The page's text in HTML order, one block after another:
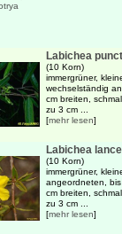
Labichea
(10 Korn)
immergrüner,
wechselständig
cm breiten,
zu 3 cm ...
[mehr lesen]
Labichea
(10 Korn)
immergrüner,
angeordneten,
cm breiten,
zu 3 cm ...
[mehr lesen]